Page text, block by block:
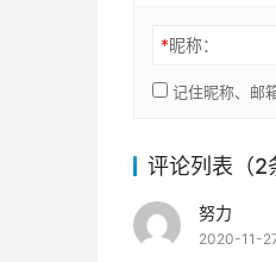
*昵称：
记住昵称、邮
评论列表（2
努力
2020-11-